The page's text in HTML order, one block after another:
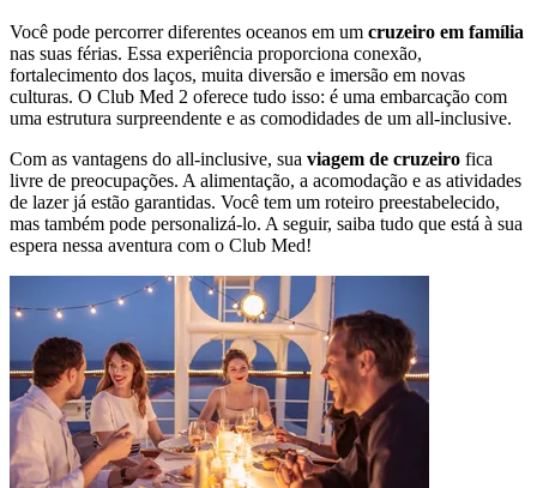
Você pode percorrer diferentes oceanos em um cruzeiro em família
nas suas férias. Essa experiência proporciona conexão,
fortalecimento dos laços, muita diversão e imersão em novas
culturas. O Club Med 2 oferece tudo isso: é uma embarcação com
uma estrutura surpreendente e as comodidades de um all-inclusive.
Com as vantagens do all-inclusive, sua viagem de cruzeiro fica
livre de preocupações. A alimentação, a acomodação e as atividades
de lazer já estão garantidas. Você tem um roteiro preestabelecido,
mas também pode personalizá-lo. A seguir, saiba tudo que está à sua
espera nessa aventura com o Club Med!